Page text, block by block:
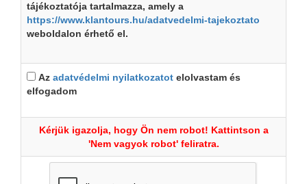
tájékoztatója tartalmazza, amely a
https://www.klantours.hu/adatvedelmi-tajekoztato
weboldalon érhető el.
Az adatvédelmi nyilatkozatot elolvastam és
elfogadom
Kérjük igazolja, hogy Ön nem robot! Kattintson a
'Nem vagyok robot' feliratra.